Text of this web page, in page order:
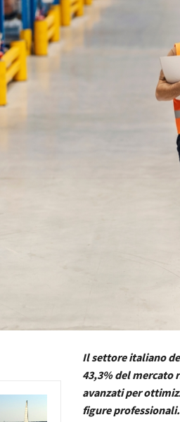
Il settore italiano
43,3% del mercato
avanzati per
figure